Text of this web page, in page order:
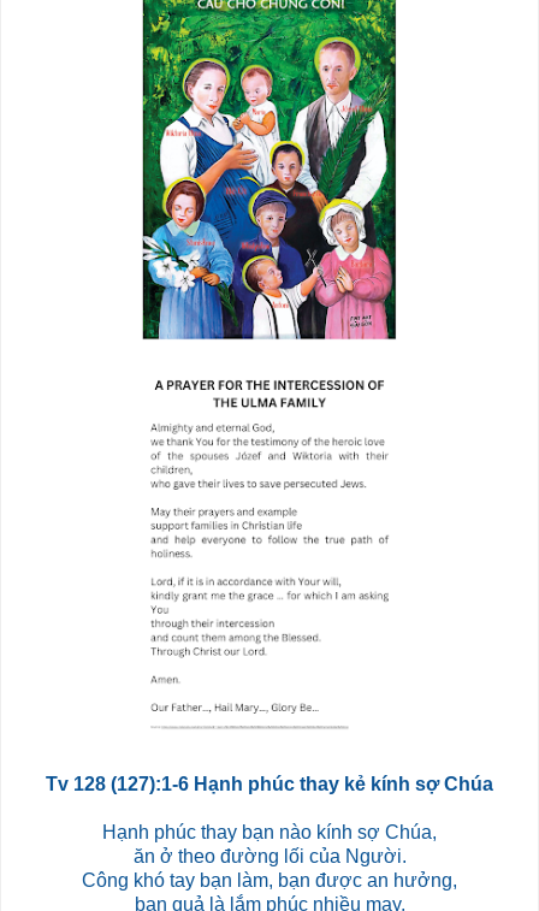
Tv 128 (127):1-6 Hạnh phúc thay kẻ kính sợ Chúa
Hạnh phúc thay bạn nào kính sợ Chúa,
ăn ở theo đường lối của Người.
Công khó tay bạn làm, bạn được an hưởng,
bạn quả là lắm phúc nhiều may.